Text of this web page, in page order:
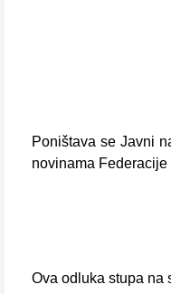
Poništava se Javni
novinama
Ova odluka stupa na